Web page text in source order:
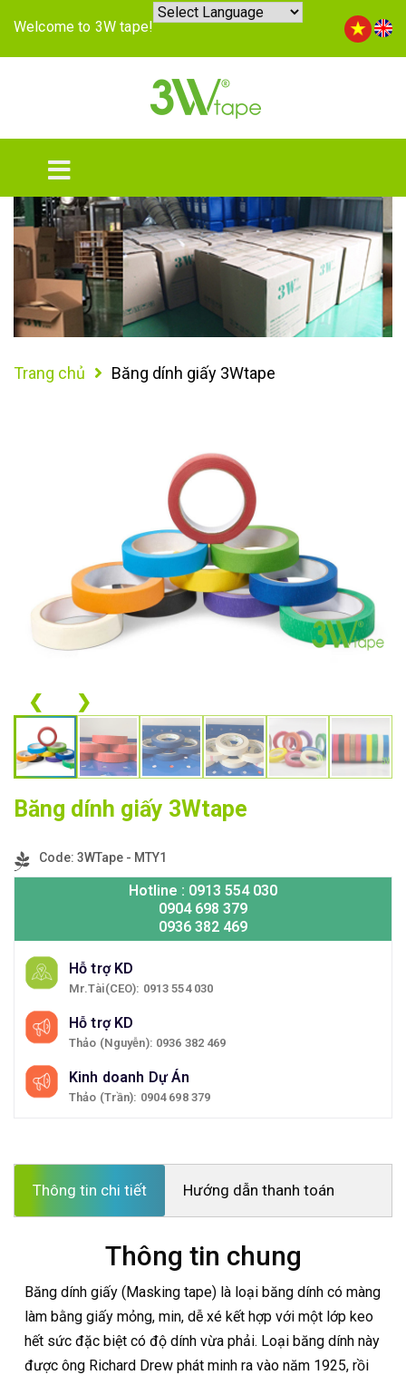
Welcome to 3W tape!
Trang chủ Băng dính giấy 3Wtape
❮ ❯
Băng dính giấy 3Wtape
Code: 3WTape - MTY1
Hotline : 0913 554 030
0904 698 379
0936 382 469
Hỗ trợ KD
Mr.Tài(CEO): 0913 554 030
Hỗ trợ KD
Thảo (Nguyễn): 0936 382 469
Kinh doanh Dự Án
Thảo (Trần): 0904 698 379
Thông tin chi tiết Hướng dẫn thanh toán
Thông tin chung
Băng dính giấy (Masking tape) là loại băng dính có màng
làm bằng giấy mỏng, min, dễ xé kết hợp với một lớp keo
hết sức đặc biệt có độ dính vừa phải. Loại băng dính này
được ông Richard Drew phát minh ra vào năm 1925, rồi